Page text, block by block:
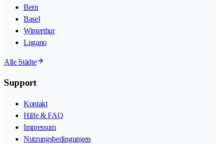
Bern
Basel
Winterthur
Lugano
Alle Städte
Support
Kontakt
Hilfe & FAQ
Impressum
Nutzungsbedingungen